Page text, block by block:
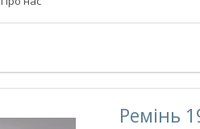
Ремінь